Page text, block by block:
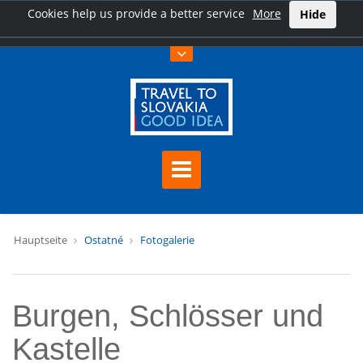
Cookies help us provide a better service More Hide
Hauptseite Ostatné Fotogalerie
Burgen, Schlösser und
Kastelle